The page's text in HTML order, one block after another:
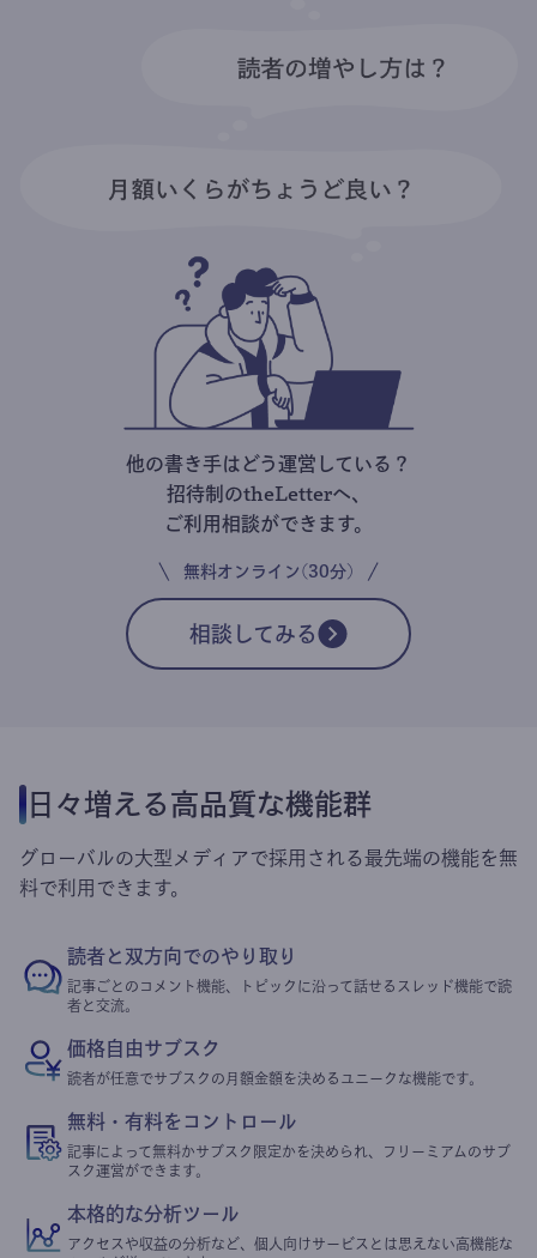
他の書き手はどう運営している？
招待制のtheLetterへ、
ご利用相談ができます。
無料オンライン(30分)
相談してみる
日々増える高品質な機能群
グローバルの大型メディアで採用される最先端の機能を無
料で利用できます。
読者と双方向でのやり取り
記事ごとのコメント機能、トピックに沿って話せるスレッド機能で読
者と交流。
価格自由サブスク
読者が任意でサブスクの月額金額を決めるユニークな機能です。
無料・有料をコントロール
記事によって無料かサブスク限定かを決められ、フリーミアムのサブ
スク運営ができます。
本格的な分析ツール
アクセスや収益の分析など、個人向けサービスとは思えない高機能な